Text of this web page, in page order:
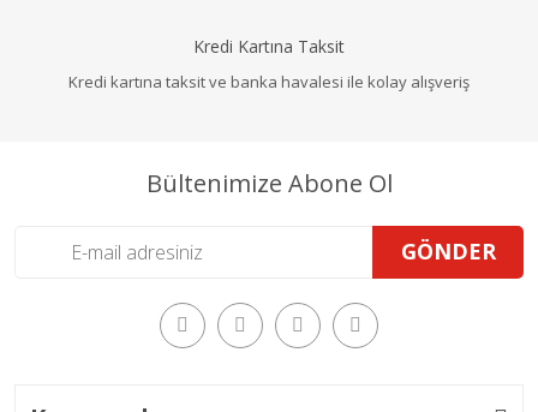
Kredi Kartına Taksit
Kredi kartına taksit ve banka havalesi ile kolay alışveriş
Bültenimize Abone Ol
GÖNDER